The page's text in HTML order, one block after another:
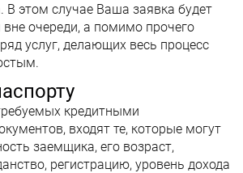
В этом случае Ваша заявка будет
очереди, а помимо прочего
услуг, делающих весь процесс
кредитными
входят те, которые могут
заемщика, его возраст,
регистрацию, уровень дохода